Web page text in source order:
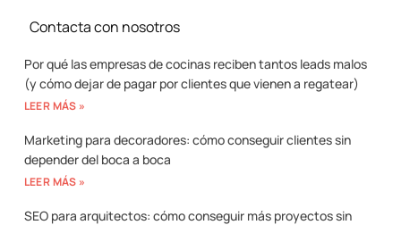
Contacta con nosotros
Por qué las empresas de cocinas reciben tantos leads malos
(y cómo dejar de pagar por clientes que vienen a regatear)
LEER MÁS »
Marketing para decoradores: cómo conseguir clientes sin
depender del boca a boca
LEER MÁS »
SEO para arquitectos: cómo conseguir más proyectos sin